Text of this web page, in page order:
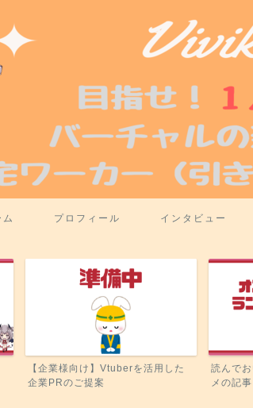
プロフィール インタビュー
【企業様向け】Vtuberを活用した
企業PRのご提案
読んで
メの記事